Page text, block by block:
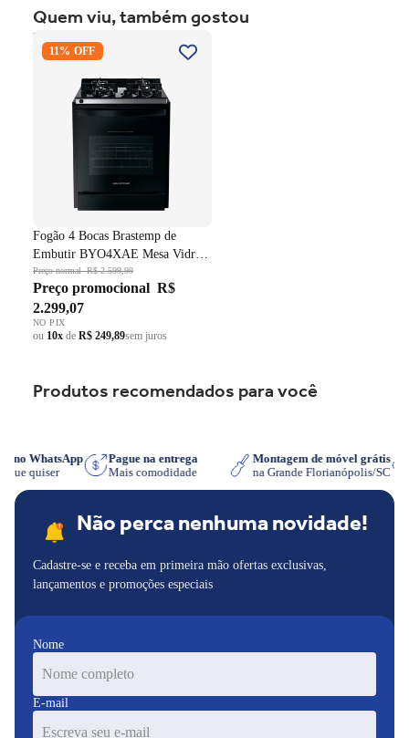
Quem viu, também gostou
Fogão 4 Bocas Brastemp de
Embutir BYO4XAE Mesa
Fundido Dupla Chama Preto
11% OFF
Fogão 4 Bocas Brastemp de
Embutir BYO4XAE Mesa Vidro
Grade em Ferro Fundido Dupla
Chama Preto Bivolt
Preço normalR$ 2.599,99
Preço promocional R$
2.299,07
NO PIX
ou 10x de R$ 249,89sem juros
Produtos recomendados para você
no WhatsApp
que quiser
Pague na entrega
Mais comodidade
Montagem de móvel grátis
na Grande Florianópolis/SC
Não perca nenhuma novidade!
Cadastre-se e receba em primeira mão ofertas exclusivas,
lançamentos e promoções especiais
Nome
E-mail